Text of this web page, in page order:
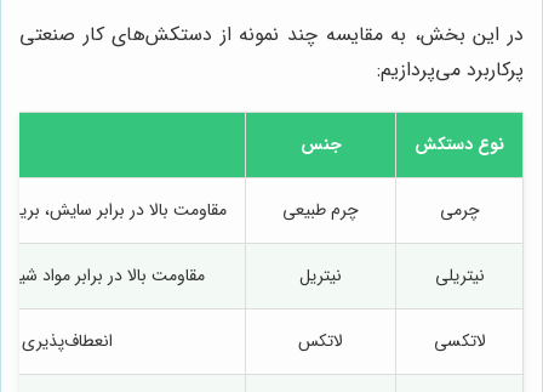
در این بخش، به مقایسه چند نمونه از دستکش‌های کار صنعتی
پرکاربرد می‌پردازیم:
نوع دستکش جنس
چرمی چرم طبیعی مقاومت بالا در برابر سایش،
نیتریلی نیتریل مقاومت بالا در برابر مواد
لاتکسی لاتکس انعطاف‌پذیری